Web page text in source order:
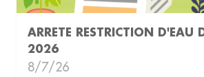
ARRETE RESTRICTION D'EAU
2026
8/7/26